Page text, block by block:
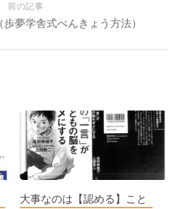
前の記事
夢学舎式べんきょう方法）
大事なのは【認める】こと